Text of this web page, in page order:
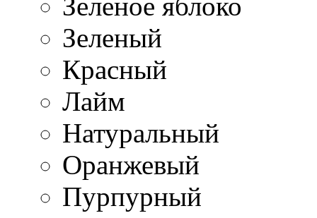
Зеленый
Красный
Лайм
Натуральный
Оранжевый
Пурпурный